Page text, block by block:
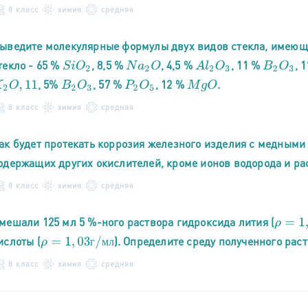
8 класс химия средняя
молекулярные формулы двух видов стекла,
- 65 % SiO2 , 8,5 % Na2O , 4,5 %Al2O3 , 11 % B2O3 ,
O,11 , 5% B2O3 , 57 % P2O5 , 12 %MgO .
8 класс химия средняя
будет протекать коррозия железного изделия с
других окислителей, кроме ионов водорода и
8 класс химия средняя
125 мл 5 %-ного раствора гидроксида лития (ρ=1,05г
(
г мл
ρ= 1,03г /мл ). Определите среду полученного
8 класс химия средняя